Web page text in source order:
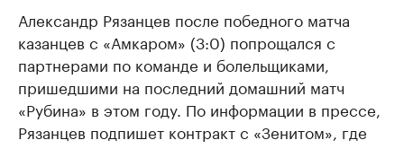
Александр Рязанцев после победного матча
казанцев с «Амкаром» (3:0) попрощался с
партнерами по команде и болельщиками,
пришедшими на последний домашний матч
«Рубина» в этом году. По информации в прессе,
Рязанцев подпишет контракт с «Зенитом», где